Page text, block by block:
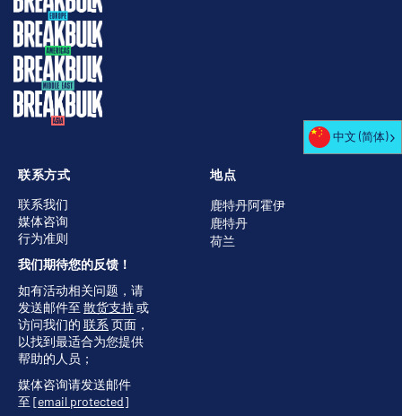
地点
鹿特丹阿霍伊
鹿特丹
荷兰
联系方式
联系我们
媒体咨询
行为准则
我们期待您的反馈！
如有活动相关问题，请
发送邮件至 散货支持或
访问我们的 联系 页面，
以找到最适合为您提供
帮助的人员；
媒体咨询请发送邮件
至 [email protected]
中文 (简体)